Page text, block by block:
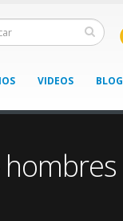
VIDEOS BLOG